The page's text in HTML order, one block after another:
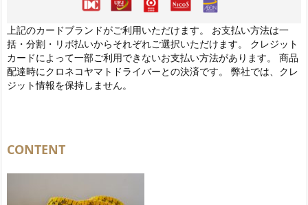
上記のカードブランドがご利用いただけます。 お支払い方法は一
括・分割・リボ払いからそれぞれご選択いただけます。 クレジット
カードによって一部ご利用できないお支払い方法があります。 商品
配達時にクロネコヤマトドライバーとの決済です。 弊社では、クレ
ジット情報を保持しません。
CONTENT